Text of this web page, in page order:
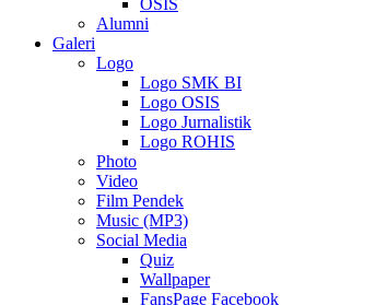
OSIS
Alumni
Galeri
Logo
Logo SMK BI
Logo OSIS
Logo Jurnalistik
Logo ROHIS
Photo
Video
Film Pendek
Music (MP3)
Social Media
Quiz
Wallpaper
FansPage Facebook